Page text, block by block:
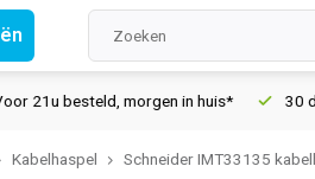
besteld, morgen in huis* 30
Kabelhaspel Schneider IMT33135